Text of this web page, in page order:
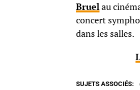
Bruelau
concert
dans les salles.
SUJETS ASSOCIÉS: